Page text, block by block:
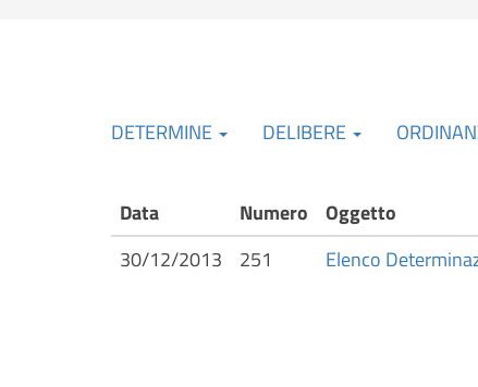
DETERMINE DELIBERE
Data Numero Oggetto
30/12/2013
251 Elenco